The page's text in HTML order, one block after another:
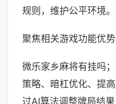
规则，维护公平环境。
聚焦相关游戏功能优势
微乐家乡麻将有挂吗
策略、暗杠优化、提
过AI算法调整牌局结果